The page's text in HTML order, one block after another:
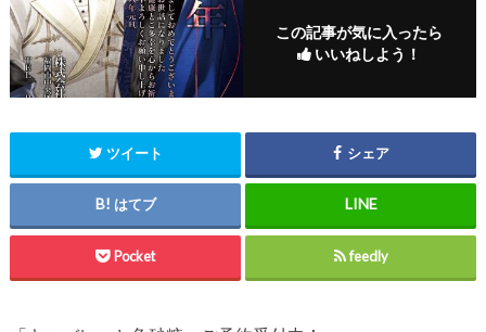
この記事が気に入ったら
いいねしよう！
ツイート シェア
はてブ
Pocket feedly